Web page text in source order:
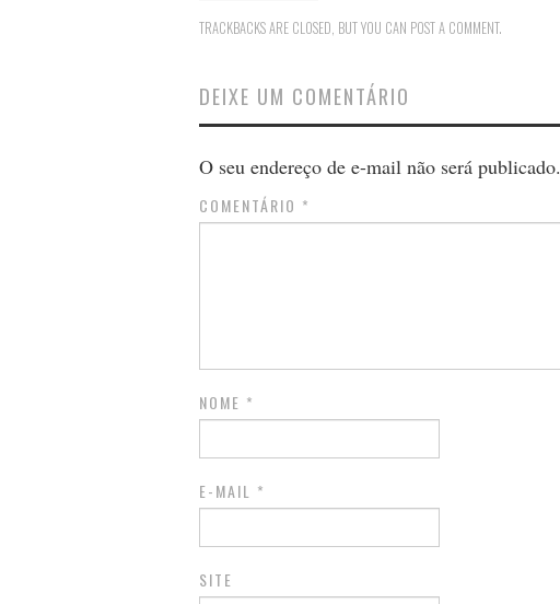
TRACKBACKS ARE CLOSED, BUT YOU CAN POST A COMMENT.
DEIXE UM COMENTÁRIO
O seu endereço de e-mail não será publicado.
COMENTÁRIO *
NOME *
E-MAIL *
SITE